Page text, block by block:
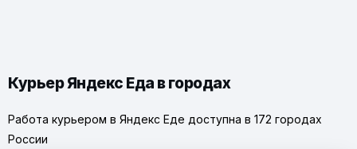
Курьер Яндекс Еда в городах
Работа курьером в Яндекс Еде доступна в 172 городах
России